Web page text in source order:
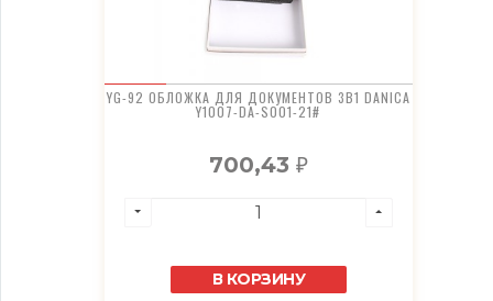
YG-92 ОБЛОЖКА ДЛЯ ДОКУМЕНТОВ 3В1 DANICA
Y1007-DA-S001-21#
700,43 ₽
В КОРЗИНУ